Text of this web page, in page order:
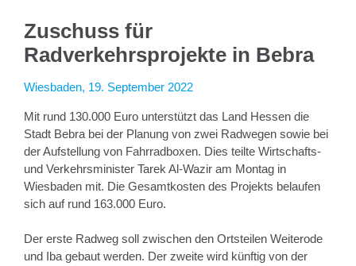
Zuschuss für
Radverkehrsprojekte in Bebra
Wiesbaden, 19. September 2022
Mit rund 130.000 Euro unterstützt das Land Hessen die
Stadt Bebra bei der Planung von zwei Radwegen sowie bei
der Aufstellung von Fahrradboxen. Dies teilte Wirtschafts-
und Verkehrsminister Tarek Al-Wazir am Montag in
Wiesbaden mit. Die Gesamtkosten des Projekts belaufen
sich auf rund 163.000 Euro.
Der erste Radweg soll zwischen den Ortsteilen Weiterode
und Iba gebaut werden. Der zweite wird künftig von der